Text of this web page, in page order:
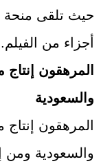
أجزاء من الفيلم.
المرهقون
والسعودية
المرهقون
والسعودية ومن